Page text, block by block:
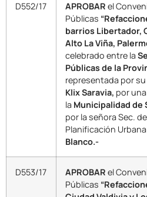
D552/17 APROBAR el
Públicas
barrios Libertador,
Alto La Viña,
celebrado entre la
Públicas de la
representada por
Klix Saravia, por
la Municipalidad de
por la señora Sec.
Planificación Urbana
Blanco.-
D553/17 APROBAR el
Públicas